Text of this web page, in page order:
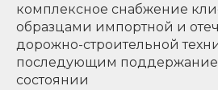
комплексное снабжение
образцами импортной и
дорожно-строительной
последующим
состоянии